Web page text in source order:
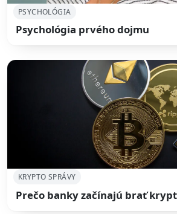
PSYCHOLÓGIA
Psychológia prvého dojmu
KRYPTO SPRÁVY
Prečo banky začínajú brať